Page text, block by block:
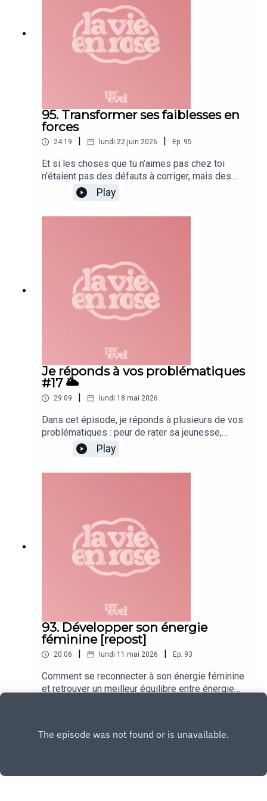
libérer.Parce que prendre de la place n'est pas un
caprice. C'est un besoin humain.
95. Transformer ses faiblesses en
forces
24:19 lundi 22 juin 2026 Ep. 95
Et si les choses que tu n’aimes pas chez toi
n’étaient pas des défauts à corriger, mais des
forces qui n’ont pas encore trouvé leur place ?
Dans cet épisode, on parle de nos singularités et
de la façon dont certaines de nos plus grandes
Play
Je réponds à vos problématiques
#17 🌥
29:09 lundi 18 mai 2026
Dans cet épisode, je réponds à plusieurs de vos
problématiques : peur de rater sa jeunesse,
solitude, groupes d’amis déséquilibrés, difficulté
à aller vers les autres, choix d’études, confiance
en soi… Un épisode "discussion à cœur ouvert",
Play
93. Développer son énergie
féminine [repost]
20:06 lundi 11 mai 2026 Ep. 93
Comment se reconnecter à son énergie féminine
et retrouver un meilleur équilibre entre énergie